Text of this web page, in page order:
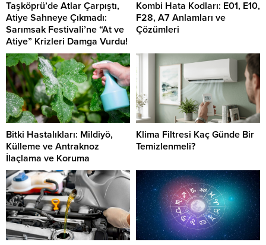
Taşköprü’de Atlar Çarpıştı,
Atiye Sahneye Çıkmadı:
Sarımsak Festivali’ne “At ve
Atiye” Krizleri Damga Vurdu!
Kombi Hata Kodları: E01, E10,
F28, A7 Anlamları ve
Çözümleri
Bitki Hastalıkları: Mildiyö,
Külleme ve Antraknoz
İlaçlama ve Koruma
Klima Filtresi Kaç Günde Bir
Temizlenmeli?